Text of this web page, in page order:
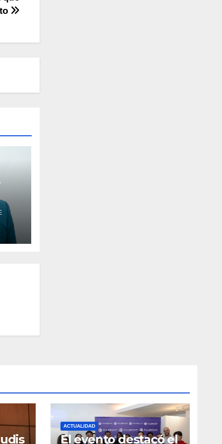
ACTUALIDAD
El evento destacó el